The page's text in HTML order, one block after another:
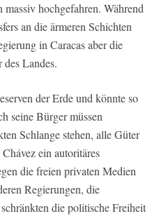
massiv hochgefahren. Während
an die ärmeren Schichten
in Caracas aber die
Landes.
der Erde und könnte so
seine Bürger müssen
Schlange stehen, alle Güter
ein autoritäres
die freien privaten Medien
Regierungen, die
die politische Freiheit